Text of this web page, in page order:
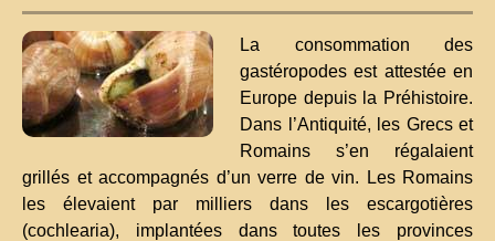
La consommation des
gastéropodes est attestée en
Europe depuis la Préhistoire.
Dans l’Antiquité, les Grecs et
Romains s’en régalaient
grillés et accompagnés d’un verre de vin. Les Romains
les élevaient par milliers dans les escargotières
(cochlearia), implantées dans toutes les provinces